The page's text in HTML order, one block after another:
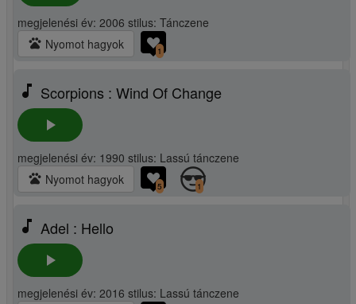
megjelenési év: 2006 stilus: Tánczene
pets Nyomot hagyok 1
music_note Scorpions : Wind Of Change
play_arrow
megjelenési év: 1990 stilus: Lassú tánczene
pets Nyomot hagyok 5 1
music_note Adel : Hello
play_arrow
megjelenési év: 2016 stilus: Lassú tánczene